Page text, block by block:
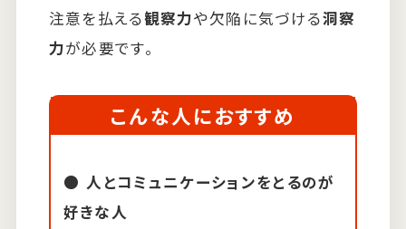
注意を払える観察力や欠陥に気づける洞察
力が必要です。
こんな人におすすめ
人とコミュニケーションをとるのが
好きな人